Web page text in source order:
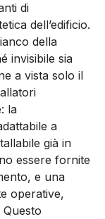
di
dell’edificio.
della
invisibile sia
a vista solo il
la
a
già in
essere fornite
e una
operative,